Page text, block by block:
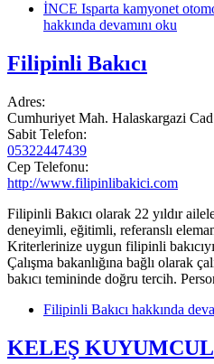
İNCE Isparta kamyonet
hakkında devamını oku
Filipinli Bakıcı
Adres:
Cumhuriyet Mah. Halaskargazi
Sabit Telefon:
05322447439
Cep Telefonu:
http://www.filipinlibakici.com
Filipinli Bakıcı olarak 22 yıldır
deneyimli, eğitimli, referanslı
Kriterlerinize uygun filipinli
Çalışma bakanlığına bağlı olarak
bakıcı temininde doğru tercih.
Filipinli Bakıcı hakkında
KELEŞ